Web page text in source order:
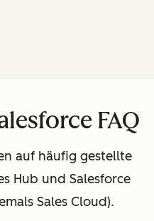
FAQ
auf häufig gestellte
Hub und Salesforce
Sales Cloud).